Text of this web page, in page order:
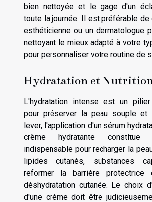
bien nettoyée et le gage d'un
toute la journée. Il est préférable de
esthéticienne ou un dermatologue
nettoyant le mieux adapté à votre
pour personnaliser votre routine de
Hydratation et
L'hydratation intense est un pilier
pour préserver la peau souple et
lever, l'application d'un sérum
crème hydratante constitue
indispensable pour recharger la
lipides cutanés, substances
reformer la barrière
déshydratation cutanée. Le choix
d'une crème doit être